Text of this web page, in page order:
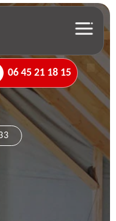
06 45 21 18 15